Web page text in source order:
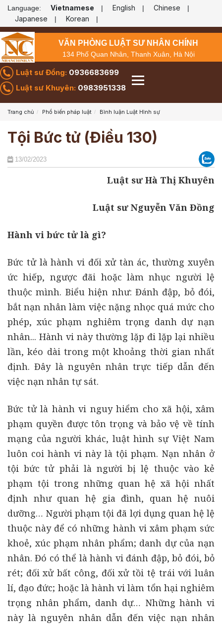
Language: Vietnamese | English | Chinese |
Japanese | Korean |
VĂN PHÒNG LUẬT SƯ NHÂN CHÍNH
134 Phố Quan Nhân, Thanh Xuân, Hà Nội
Luật sư Đồng: 0936683699
Luật sư Khuyên: 0983951338
Trang chủ Phổ biến pháp luật Bình luận Luật Hình sự
Tội Bức tử (Điều 130)
13/02/2023
Luật sư Hà Thị Khuyên
Luật sư Nguyễn Văn Đồng
Hành vi bức tử là gì?
Bức tử là hành vi đối xử tàn ác, thường xuyên
ức hiếp, ngược đãi hoặc làm nhục người lệ
thuộc mình. Biểu hiện như: Đánh đập, bỏ đói,
bắt nạn nhân làm việc nặng nhọc quá mức cho
phép, xúc phạm nghiêm trọng danh dự nạn
nhân... Hành vi này thường lặp đi lặp lại nhiều
lần, kéo dài trong một khoảng thời gian nhất
định. Đây là nguyên nhân trực tiếp dẫn đến
việc nạn nhân tự sát.
Bức tử là hành vi nguy hiểm cho xã hội, xâm
phạm quyền được tôn trọng và bảo vệ về tính
mạng của người khác, luật hình sự Việt Nam
luôn coi hành vi này là tội phạm. Nạn nhân ở
tội bức tử phải là người bị lệ thuộc vào kẻ
phạm tội trong những quan hệ xã hội nhất
định như quan hệ gia đình, quan hệ nuôi
dưỡng… Người phạm tội đã lợi dụng quan hệ lệ
thuộc này để có những hành vi xâm phạm sức
khoẻ, xúc phạm nhân phẩm; danh dự của nạn
nhân. Đó có thể là hành vi đánh đập, bỏ đói, bỏ
rét; đối xử bất công, đối xử tồi tệ trái với luân
lí, đạo đức; hoặc là hành vi làm tổn hại nghiêm
trọng nhân phẩm, danh dự… Những hành vi
này là nguyên nhân dẫn đến việc nạn nhân